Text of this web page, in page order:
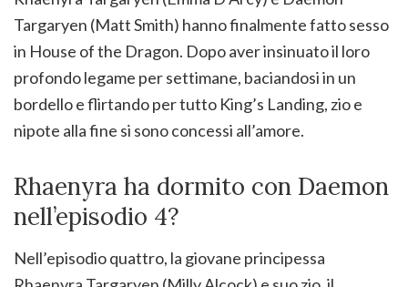
Targaryen (Matt Smith) hanno finalmente fatto sesso
in House of the Dragon. Dopo aver insinuato il loro
profondo legame per settimane, baciandosi in un
bordello e flirtando per tutto King’s Landing, zio e
nipote alla fine si sono concessi all’amore.
Rhaenyra ha dormito con Daemon
nell’episodio 4?
Nell’episodio quattro, la giovane principessa